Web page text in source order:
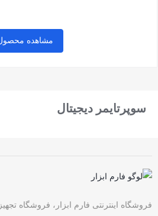
مشاهده
سوپرتایمر دیجیتال
فروشگاه اینترنتی فارم ابزار، فروشگاه